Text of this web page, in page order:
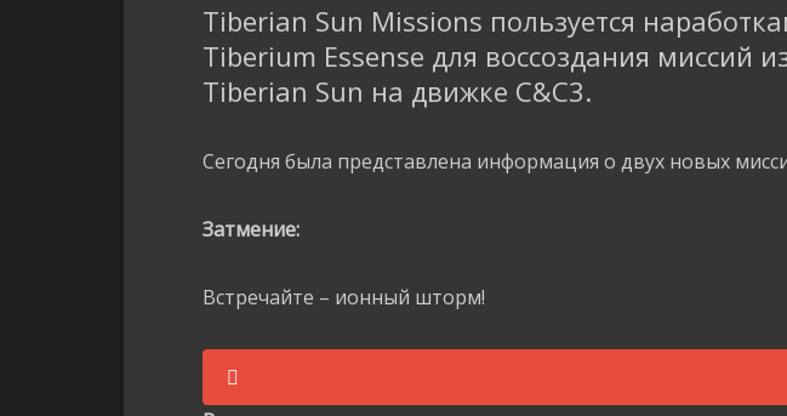
Tiberian Sun Missions пользуется
Tiberium Essense для воссоздания миссий
Tiberian Sun на движке C&C3.
Сегодня была представлена информация о двух новых
Затмение:
Встречайте – ионный шторм!